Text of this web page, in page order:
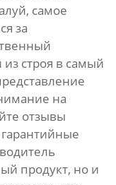
самое
за
строя в самый
на
отзывы
продукт, но и